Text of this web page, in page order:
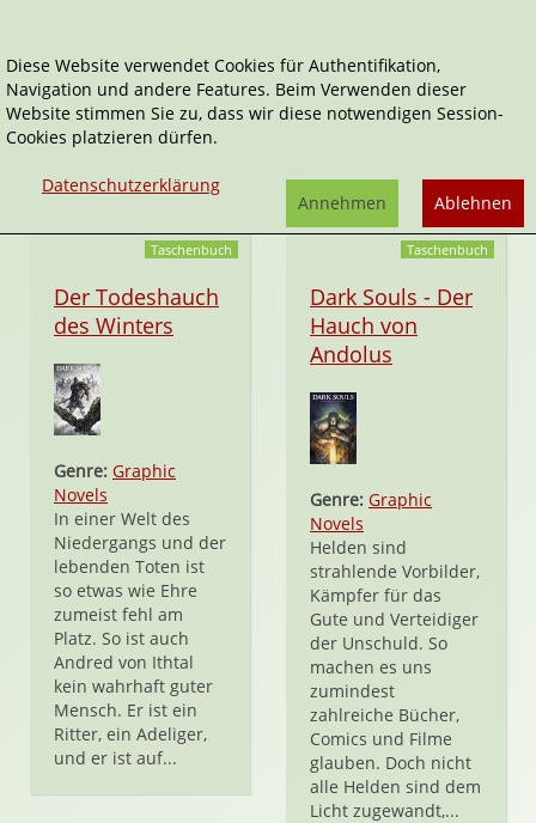
Alan Quah
Tätigkeitsfelder:
Taschenbuch
Der Todeshauch
des Winters
Genre: Graphic
Novels
In einer Welt des
Niedergangs und der
lebenden Toten ist
so etwas wie Ehre
zumeist fehl am
Platz. So ist auch
Andred von Ithtal
kein wahrhaft guter
Mensch. Er ist ein
Ritter, ein Adeliger,
und er ist auf...
Taschenbuch
Dark Souls - Der
Hauch von
Andolus
Genre: Graphic
Novels
Helden sind
strahlende Vorbilder,
Kämpfer für das
Gute und Verteidiger
der Unschuld. So
machen es uns
zumindest
zahlreiche Bücher,
Comics und Filme
glauben. Doch nicht
alle Helden sind dem
Licht zugewandt,...
Diese Website verwendet Cookies für Authentifikation,
Navigation und andere Features. Beim Verwenden dieser
Website stimmen Sie zu, dass wir diese notwendigen Session-
Cookies platzieren dürfen.
Datenschutzerklärung
Ablehnen
Annehmen